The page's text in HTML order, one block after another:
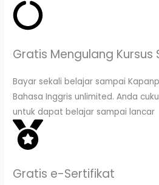
Gratis Mengulang Kursus
Bayar sekali belajar sampai
Bahasa Inggris unlimited. Anda
untuk dapat belajar sampai lancar
Gratis e-Sertifikat